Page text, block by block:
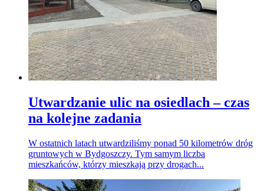
Utwardzanie ulic na osiedlach – czas
na kolejne zadania
W ostatnich latach utwardziliśmy ponad 50 kilometrów dróg
gruntowych w Bydgoszczy. Tym samym liczba
mieszkańców, którzy mieszkają przy drogach...